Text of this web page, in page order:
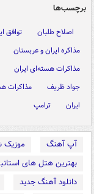
برچسب‌ها
اصلاح طلبان توافق
مذاکره ایران و عربستان
مذاکرات هسته‌ای ایران
جواد ظریف
مذاکرات
ایران
ترامپ
آپ آهنگ موزیک
بهترین هتل های
دانلود آهنگ جدید